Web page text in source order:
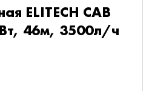
ELITECH САВ
46м, 3500л/ч